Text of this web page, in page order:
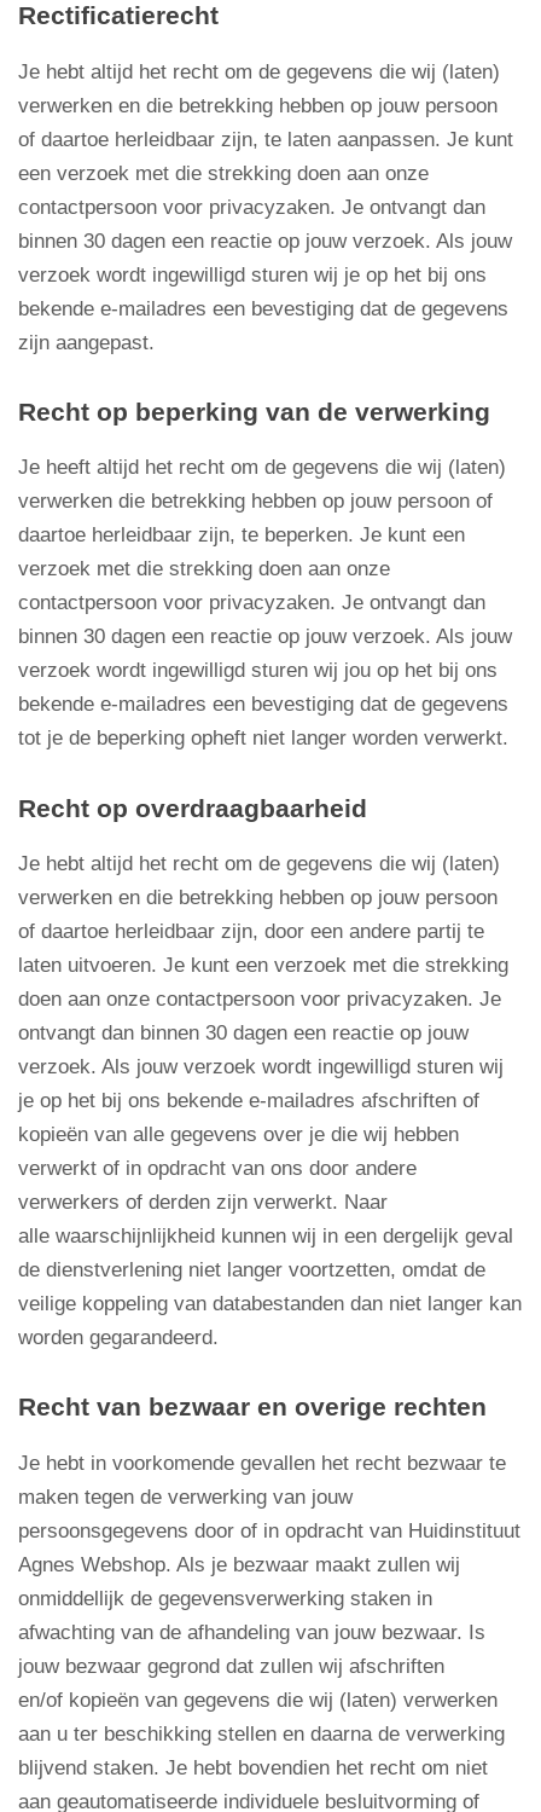
Rectificatierecht
Je hebt altijd het recht om de gegevens die wij (laten)
verwerken en die betrekking hebben op jouw persoon
of daartoe herleidbaar zijn, te laten aanpassen. Je kunt
een verzoek met die strekking doen aan onze
contactpersoon voor privacyzaken. Je ontvangt dan
binnen 30 dagen een reactie op jouw verzoek. Als jouw
verzoek wordt ingewilligd sturen wij je op het bij ons
bekende e-mailadres een bevestiging dat de gegevens
zijn aangepast.
Recht op beperking van de verwerking
Je heeft altijd het recht om de gegevens die wij (laten)
verwerken die betrekking hebben op jouw persoon of
daartoe herleidbaar zijn, te beperken. Je kunt een
verzoek met die strekking doen aan onze
contactpersoon voor privacyzaken. Je ontvangt dan
binnen 30 dagen een reactie op jouw verzoek. Als jouw
verzoek wordt ingewilligd sturen wij jou op het bij ons
bekende e-mailadres een bevestiging dat de gegevens
tot je de beperking opheft niet langer worden verwerkt.
Recht op overdraagbaarheid
Je hebt altijd het recht om de gegevens die wij (laten)
verwerken en die betrekking hebben op jouw persoon
of daartoe herleidbaar zijn, door een andere partij te
laten uitvoeren. Je kunt een verzoek met die strekking
doen aan onze contactpersoon voor privacyzaken. Je
ontvangt dan binnen 30 dagen een reactie op jouw
verzoek. Als jouw verzoek wordt ingewilligd sturen wij
je op het bij ons bekende e-mailadres afschriften of
kopieën van alle gegevens over je die wij hebben
verwerkt of in opdracht van ons door andere
verwerkers of derden zijn verwerkt. Naar
alle waarschijnlijkheid kunnen wij in een dergelijk geval
de dienstverlening niet langer voortzetten, omdat de
veilige koppeling van databestanden dan niet langer kan
worden gegarandeerd.
Recht van bezwaar en overige rechten
Je hebt in voorkomende gevallen het recht bezwaar te
maken tegen de verwerking van jouw
persoonsgegevens door of in opdracht van Huidinstituut
Agnes Webshop. Als je bezwaar maakt zullen wij
onmiddellijk de gegevensverwerking staken in
afwachting van de afhandeling van jouw bezwaar. Is
jouw bezwaar gegrond dat zullen wij afschriften
en/of kopieën van gegevens die wij (laten) verwerken
aan u ter beschikking stellen en daarna de verwerking
blijvend staken. Je hebt bovendien het recht om niet
aan geautomatiseerde individuele besluitvorming of